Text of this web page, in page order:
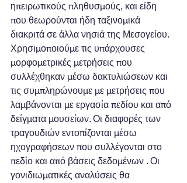
ηπειρωτικούς πληθυσμούς, και είδη
που θεωρούνται ήδη ταξινομικά
διακριτά σε άλλα νησιά της Μεσογείου.
Χρησιμοποιούμε τις υπάρχουσες
μορφομετρικές μετρήσεις που
συλλέχθηκαν μέσω δακτυλιώσεων και
τις συμπληρώνουμε με μετρήσεις που
λαμβάνονται με εργασία πεδίου και από
δείγματα μουσείων. Οι διαφορές των
τραγουδιών εντοπίζονται μέσω
ηχογραφήσεων που συλλέγονται στο
πεδίο και από βάσεις δεδομένων . Οι
γονιδιωματικές αναλύσεις θα